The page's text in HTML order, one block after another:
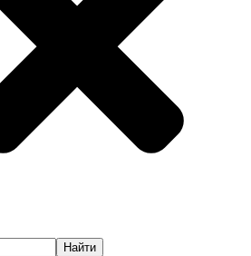
Найти